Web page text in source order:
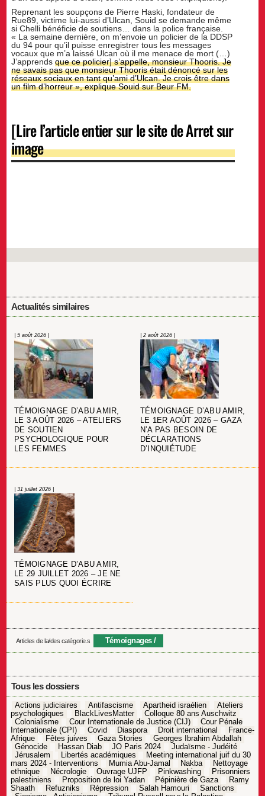
Reprenant les soupçons de Pierre Haski, fondateur de
Rue89, victime lui-aussi d’Ulcan, Souid se demande même
si Chelli bénéficie de soutiens… dans la police française.
« La semaine dernière, on m’envoie un policier de la DDSP
du 94 pour qu’il puisse enregistrer tous les messages
vocaux que m’a laissé Ulcan où il me menace de mort (…)
J’apprendsque ce policier] s’appelle, monsieur Thooris. Je
ne savais pas que monsieur Thooris était dénoncé sur les
réseaux sociaux en tant qu’ami d’Ulcan. Je crois être dans
un film d’horreur », explique Souid sur Beur FM.
[Lire l’article entier sur le site de Arret sur
image
Actualités similaires
| 5 août 2026 |
TÉMOIGNAGE D’ABU AMIR,
LE 3 AOÛT 2026 – ATELIERS
DE SOUTIEN
PSYCHOLOGIQUE POUR
LES FEMMES
| 2 août 2026 |
TÉMOIGNAGE D’ABU AMIR,
LE 1ER AOÛT 2026 – GAZA
N’A PAS BESOIN DE
DÉCLARATIONS
D’INQUIÉTUDE
| 31 juillet 2026 |
TÉMOIGNAGE D’ABU AMIR,
LE 29 JUILLET 2026 – JE NE
SAIS PLUS QUOI ÉCRIRE
Articles de la/des catégorie.s Témoignages
Tous les dossiers
Actions judiciaires Antifascisme Apartheid israélien
Ateliers
psychologiques
BlackLivesMatter
Colloque 80 ans Auschwitz
Colonialisme
Cour Internationale de Justice (CIJ)
Cour Pénale
Internationale (CPI)
Covid Diaspora Droit international
France-
Afrique
Fêtes juives Gaza Stories
Georges Ibrahim Abdallah
Génocide
Hassan Diab JO Paris 2024
Judaïsme - Judéité
Jérusalem
Libertés académiques
Meeting international juif du 30
mars 2024 - Interventions
Mumia Abu-Jamal Nakba
Nettoyage
ethnique
Nécrologie Ouvrage UJFP Pinkwashing
Prisonniers
palestiniens
Proposition de loi Yadan Pépinière de Gaza
Ramy
Shaath
Refuzniks Répression Salah Hamouri
Sanctions